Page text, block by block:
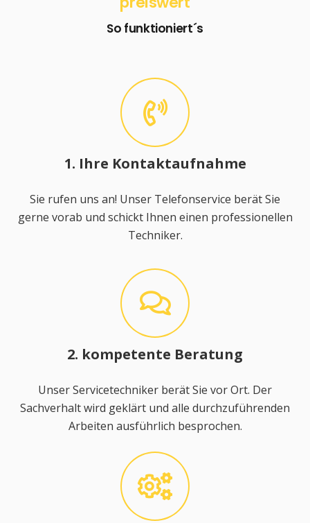
So funktioniert´s
1. Ihre Kontaktaufnahme
Sie rufen uns an! Unser Telefonservice berät Sie
gerne vorab und schickt Ihnen einen professionellen
Techniker.
2. kompetente Beratung
Unser Servicetechniker berät Sie vor Ort. Der
Sachverhalt wird geklärt und alle durchzuführenden
Arbeiten ausführlich besprochen.